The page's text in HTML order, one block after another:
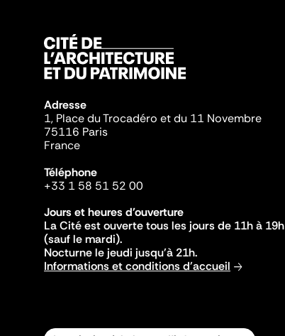
Adresse
1, Place du Trocadéro et du 11 Novembre
75116 Paris
France
Téléphone
+33 1 58 51 52 00
Jours et heures d'ouverture
La Cité est ouverte tous les jours de 11h à 19h
(sauf le mardi).
Nocturne le jeudi jusqu'à 21h.
Informations et conditions d'accueil